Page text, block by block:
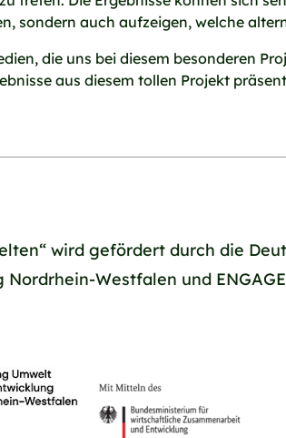
sondern auch aufzeigen, welche
die uns bei diesem besonderen
aus diesem tollen Projekt
wird gefördert durch die
Westfalen und